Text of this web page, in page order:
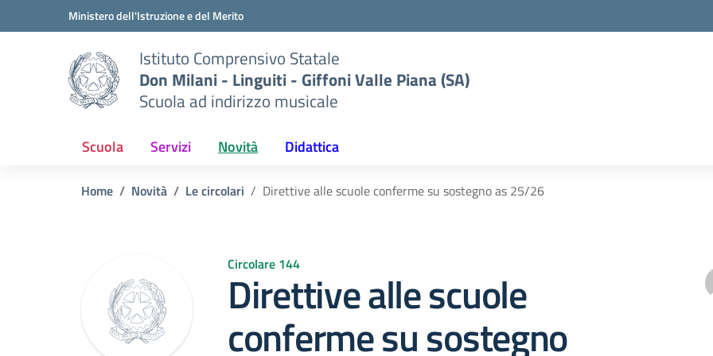
Vai ai contenuti
Vai al menu di navigazioneMinistero dell'Istruzione e del Merito
Istituto Comprensivo Statale
Don Milani - Linguiti - Giffoni Valle Piana (SA)
Scuola ad indirizzo musicale
Scuola Servizi Novità Didattica
Home Novità Le circolari Direttive alle scuole conferme su sostegno as 25/26
Circolare 144
Direttive alle scuole
conferme su sostegno